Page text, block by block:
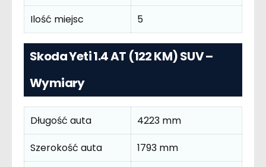
Ilość miejsc
5
Skoda Yeti 1.4 AT (122 KM) SUV –
Wymiary
Długość auta
4223 mm
Szerokość auta
1793 mm